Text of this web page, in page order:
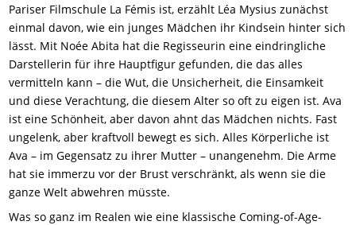
Pariser Filmschule La Fémis ist, erzählt Léa Mysius zunächst
einmal davon, wie ein junges Mädchen ihr Kindsein hinter sich
lässt. Mit Noée Abita hat die Regisseurin eine eindringliche
Darstellerin für ihre Hauptfigur gefunden, die das alles
vermitteln kann – die Wut, die Unsicherheit, die Einsamkeit
und diese Verachtung, die diesem Alter so oft zu eigen ist. Ava
ist eine Schönheit, aber davon ahnt das Mädchen nichts. Fast
ungelenk, aber kraftvoll bewegt es sich. Alles Körperliche ist
Ava – im Gegensatz zu ihrer Mutter – unangenehm. Die Arme
hat sie immerzu vor der Brust verschränkt, als wenn sie die
ganze Welt abwehren müsste.
Was so ganz im Realen wie eine klassische Coming-of-Age-